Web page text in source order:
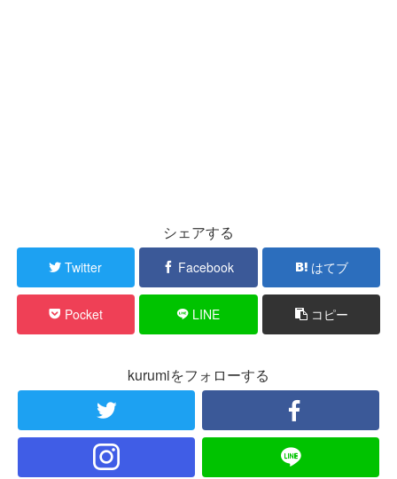
シェアする
Twitter Facebook はてブ
Pocket LINE コピー
kurumiをフォローする